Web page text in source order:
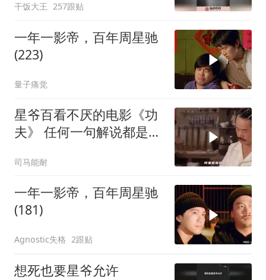
干饭大王 257跟贴
一年一影帝，百年周星驰
(223)
量子痛觉
星爷百看不厌的电影《功
夫》 任何一句解说都是对
司马能耐
一年一影帝，百年周星驰
(181)
Agnostic失格 2跟贴
想死也要星爷允许